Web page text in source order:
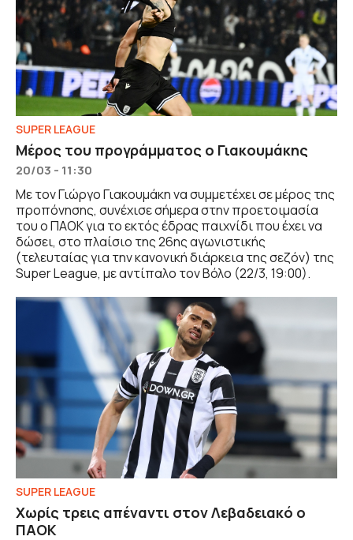
SUPER LEAGUE
Μέρος του προγράμματος ο Γιακουμάκης
20/03 - 11:30
Με τον Γιώργο Γιακουμάκη να συμμετέχει σε μέρος της
προπόνησης, συνέχισε σήμερα στην προετοιμασία
του ο ΠΑΟΚ για το εκτός έδρας παιχνίδι που έχει να
δώσει, στο πλαίσιο της 26ης αγωνιστικής
(τελευταίας για την κανονική διάρκεια της σεζόν) της
Super League, με αντίπαλο τον Βόλο (22/3, 19:00).
SUPER LEAGUE
Χωρίς τρεις απέναντι στον Λεβαδειακό ο
ΠΑΟΚ